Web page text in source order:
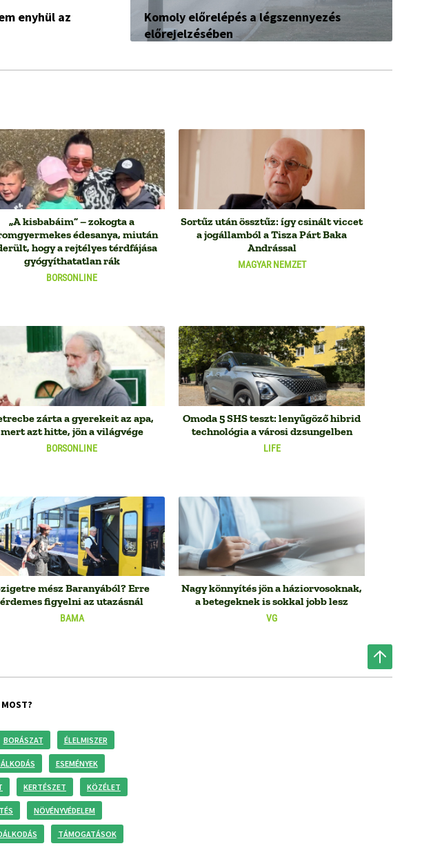
enyhül az
Komoly előrelépés a légszennyezés
előrejelzésében
BORSONLINE
„A kisbabáim” – zokogta a
édesanya, miután
hogy a rejtélyes térdfájása
gyógyíthatatlan rák
MAGYAR NEMZET
Sortűz után össztűz: így csinált viccet
a jogállamból a Tisza Párt Baka
Andrással
BORSONLINE
zárta a gyerekeit az apa,
mert azt hitte, jön a világvége
LIFE
Omoda 5 SHS teszt: lenyűgöző hibrid
technológia a városi dzsungelben
BAMA
mész Baranyából? Erre
érdemes figyelni az utazásnál
VG
Nagy könnyítés jön a háziorvosoknak,
a betegeknek is sokkal jobb lesz
BORÁSZAT ÉLELMISZER
ESEMÉNYEK
KERTÉSZET KÖZÉLET
NÖVÉNYVÉDELEM
TÁMOGATÁSOK